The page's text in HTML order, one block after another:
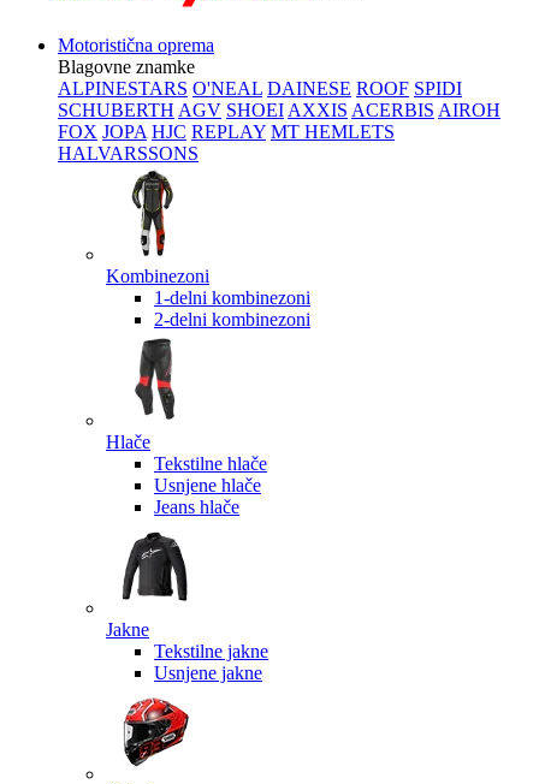
Motoristična oprema
Blagovne znamke
ALPINESTARS O'NEAL DAINESE ROOF SPIDI
SCHUBERTH AGV SHOEI AXXIS ACERBIS AIROH
FOX JOPA HJC REPLAY MT HEMLETS
HALVARSSONS
Kombinezoni
1-delni kombinezoni
2-delni kombinezoni
Hlače
Tekstilne hlače
Usnjene hlače
Jeans hlače
Jakne
Tekstilne jakne
Usnjene jakne